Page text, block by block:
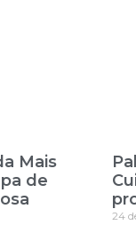
Mais
de
24